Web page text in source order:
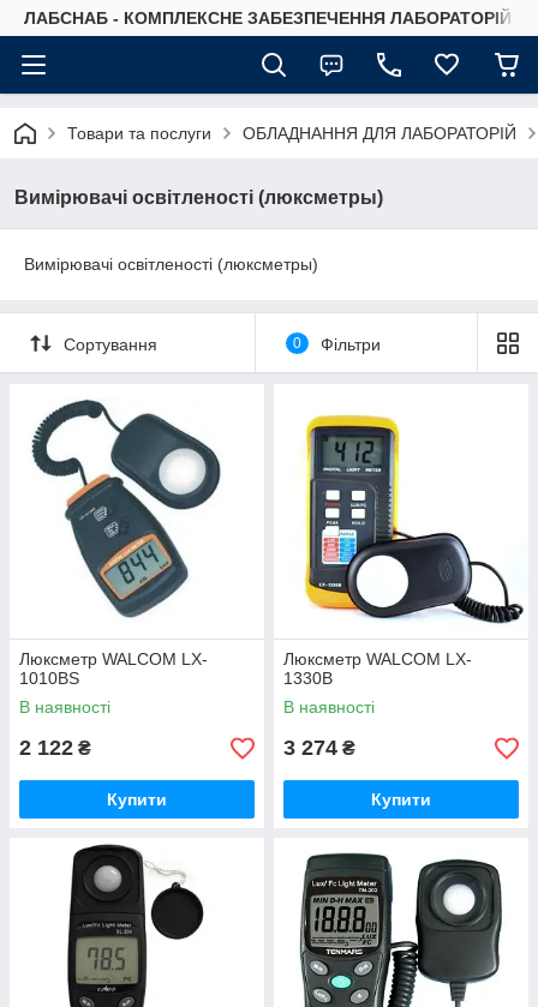
ЛАБСНАБ - КОМПЛЕКСНЕ ЗАБЕЗПЕЧЕННЯ ЛАБОРАТОРІЙ
Товари та послуги ОБЛАДНАННЯ ДЛЯ ЛАБОРАТОРІЙ
Вимірювачі освітленості (люксметры)
Вимірювачі освітленості (люксметры)
Сортування 0 Фільтри
Люксметр WALCOM LX-
1010BS
В наявності
2 122 ₴
Купити
Люксметр WALCOM LX-
1330B
В наявності
3 274 ₴
Купити